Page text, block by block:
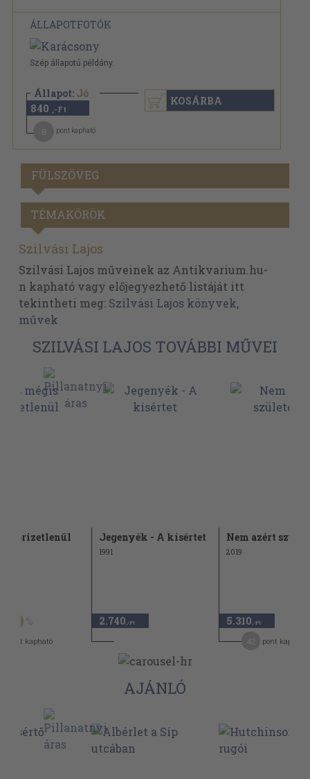
ÁLLAPOTFOTÓK
Szép állapotú példány.
Állapot: Jó
840 ,-Ft
pont kapható
KOSÁRBA
FÜLSZÖVEG
TÉMAKÖRÖK
Szilvási Lajos
Szilvási Lajos műveinek az Antikvarium.hu-
n kapható vagy előjegyezhető listáját itt
tekintheti meg: Szilvási Lajos könyvek,
művek
SZILVÁSI LAJOS TOVÁBBI MŰVEI
őrizetlenül
pont kapható
Jegenyék - A kísértet
1991
2.740 ,-Ft
Nem azért
2019
5.310 ,-Ft
pont kapható
AJÁNLÓ